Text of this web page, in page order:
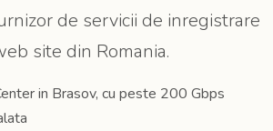
de servicii de inregistrare
site din Romania.
in Brasov, cu peste 200 Gbps